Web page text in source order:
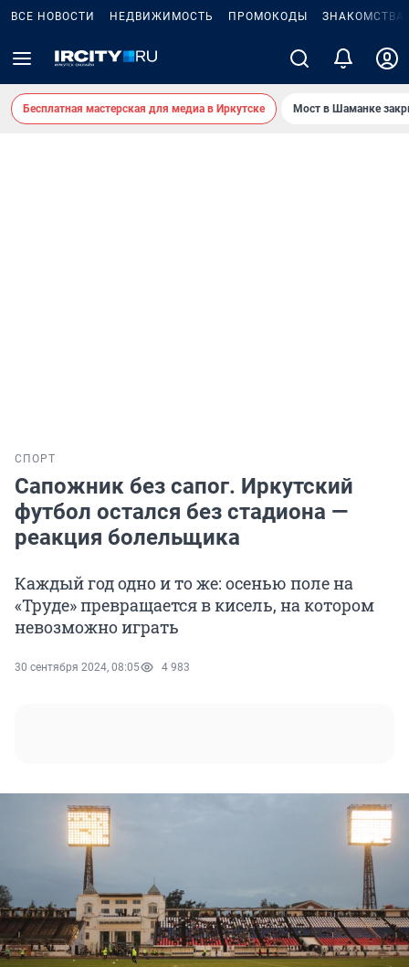
ВСЕ НОВОСТИ НЕДВИЖИМОСТЬ ПРОМОКОДЫ ЗНАКОМСТВА
Бесплатная мастерская для медиа в Иркутске Мост в Шаманке
СПОРТ
Сапожник без сапог. Иркутский
футбол остался без стадиона —
реакция болельщика
Каждый год одно и то же: осенью поле на
«Труде» превращается в кисель, на котором
невозможно играть
30 сентября 2024, 08:05 4 983